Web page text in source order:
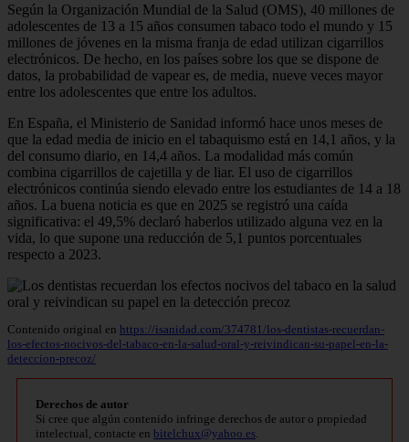
Según la Organización Mundial de la Salud (OMS), 40 millones de
adolescentes de 13 a 15 años consumen tabaco todo el mundo y 15
millones de jóvenes en la misma franja de edad utilizan cigarrillos
electrónicos. De hecho, en los países sobre los que se dispone de
datos, la probabilidad de vapear es, de media, nueve veces mayor
entre los adolescentes que entre los adultos.
En España, el Ministerio de Sanidad informó hace unos meses de
que la edad media de inicio en el tabaquismo está en 14,1 años, y la
del consumo diario, en 14,4 años. La modalidad más común
combina cigarrillos de cajetilla y de liar. El uso de cigarrillos
electrónicos continúa siendo elevado entre los estudiantes de 14 a 18
años. La buena noticia es que en 2025 se registró una caída
significativa: el 49,5% declaró haberlos utilizado alguna vez en la
vida, lo que supone una reducción de 5,1 puntos porcentuales
respecto a 2023.
Contenido original en https://isanidad.com/374781/los-dentistas-recuerdan-
los-efectos-nocivos-del-tabaco-en-la-salud-oral-y-reivindican-su-papel-en-la-
deteccion-precoz/
Derechos de autor
Si cree que algún contenido infringe derechos de autor o propiedad
intelectual, contacte en bitelchux@yahoo.es.